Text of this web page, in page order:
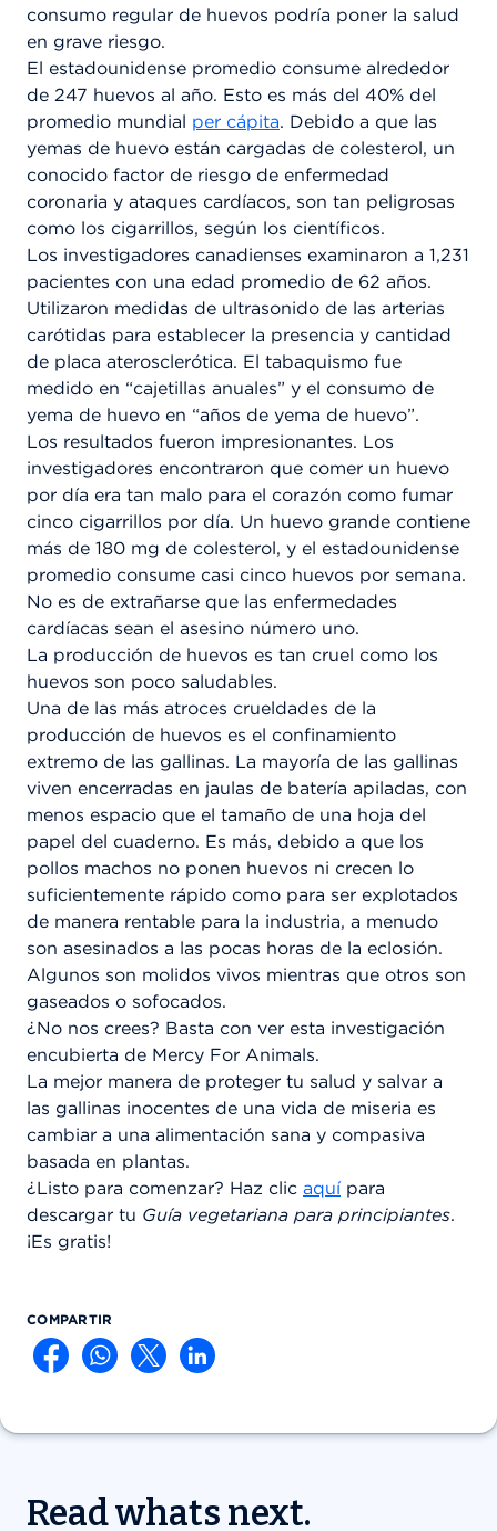
consumo regular de huevos podría poner la salud
en grave riesgo.
El estadounidense promedio consume alrededor
de 247 huevos al año. Esto es más del 40% del
promedio mundial per cápita. Debido a que las
yemas de huevo están cargadas de colesterol, un
conocido factor de riesgo de enfermedad
coronaria y ataques cardíacos, son tan peligrosas
como los cigarrillos, según los científicos.
Los investigadores canadienses examinaron a 1,231
pacientes con una edad promedio de 62 años.
Utilizaron medidas de ultrasonido de las arterias
carótidas para establecer la presencia y cantidad
de placa aterosclerótica. El tabaquismo fue
medido en “cajetillas anuales” y el consumo de
yema de huevo en “años de yema de huevo”.
Los resultados fueron impresionantes. Los
investigadores encontraron que comer un huevo
por día era tan malo para el corazón como fumar
cinco cigarrillos por día. Un huevo grande contiene
más de 180 mg de colesterol, y el estadounidense
promedio consume casi cinco huevos por semana.
No es de extrañarse que las enfermedades
cardíacas sean el asesino número uno.
La producción de huevos es tan cruel como los
huevos son poco saludables.
Una de las más atroces crueldades de la
producción de huevos es el confinamiento
extremo de las gallinas. La mayoría de las gallinas
viven encerradas en jaulas de batería apiladas, con
menos espacio que el tamaño de una hoja del
papel del cuaderno. Es más, debido a que los
pollos machos no ponen huevos ni crecen lo
suficientemente rápido como para ser explotados
de manera rentable para la industria, a menudo
son asesinados a las pocas horas de la eclosión.
Algunos son molidos vivos mientras que otros son
gaseados o sofocados.
¿No nos crees? Basta con ver esta investigación
encubierta de Mercy For Animals.
La mejor manera de proteger tu salud y salvar a
las gallinas inocentes de una vida de miseria es
cambiar a una alimentación sana y compasiva
basada en plantas.
¿Listo para comenzar? Haz clic aquípara
descargar tu Guía vegetariana para principiantes.
¡Es gratis!
COMPARTIR
Read whats next.